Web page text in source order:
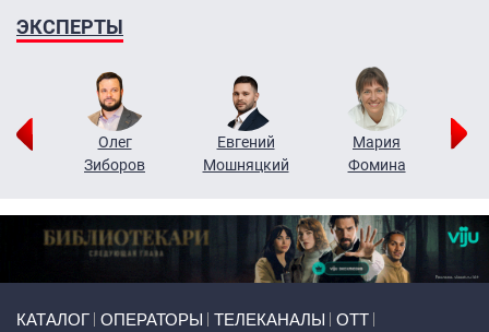
ЭКСПЕРТЫ
Олег
Зиборов
Евгений
Мошняцкий
Мария
Фомина
КАТАЛОГ ОПЕРАТОРЫ ТЕЛЕКАНАЛЫ ОТТ